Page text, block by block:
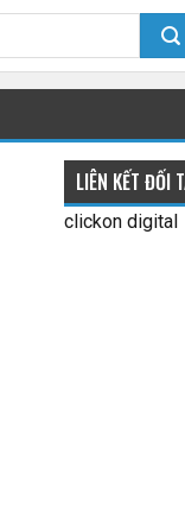
LIÊN KẾT ĐỐI
clickon digital